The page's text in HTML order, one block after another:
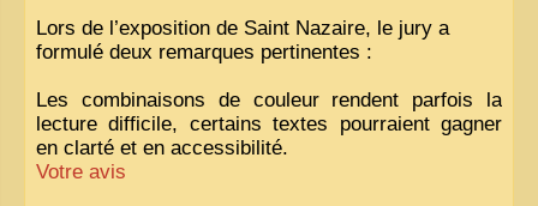
Lors de l’exposition de Saint Nazaire, le jury a
formulé deux remarques pertinentes :
Les combinaisons de couleur rendent parfois la
lecture difficile, certains textes pourraient gagner
en clarté et en accessibilité.
Votre avis